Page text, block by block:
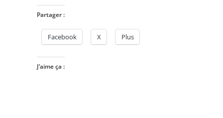
Partager :
Facebook X Plus
J’aime ça :